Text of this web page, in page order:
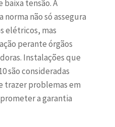
tensão. A
não só assegura
elétricos, mas
perante órgãos
Instalações que
são consideradas
trazer problemas em
a garantia